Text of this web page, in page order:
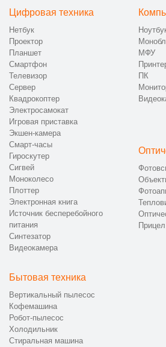
Цифровая техника
Нетбук
Проектор
Планшет
Смартфон
Телевизор
Сервер
Квадрокоптер
Электросамокат
Игровая приставка
Экшен-камера
Смарт-часы
Гироскутер
Сигвей
Моноколесо
Плоттер
Электронная книга
Источник бесперебойного
питания
Синтезатор
Видеокамера
МФУ
ПК
Бытовая техника
Вертикальный пылесос
Кофемашина
Робот-пылесос
Холодильник
Стиральная машина